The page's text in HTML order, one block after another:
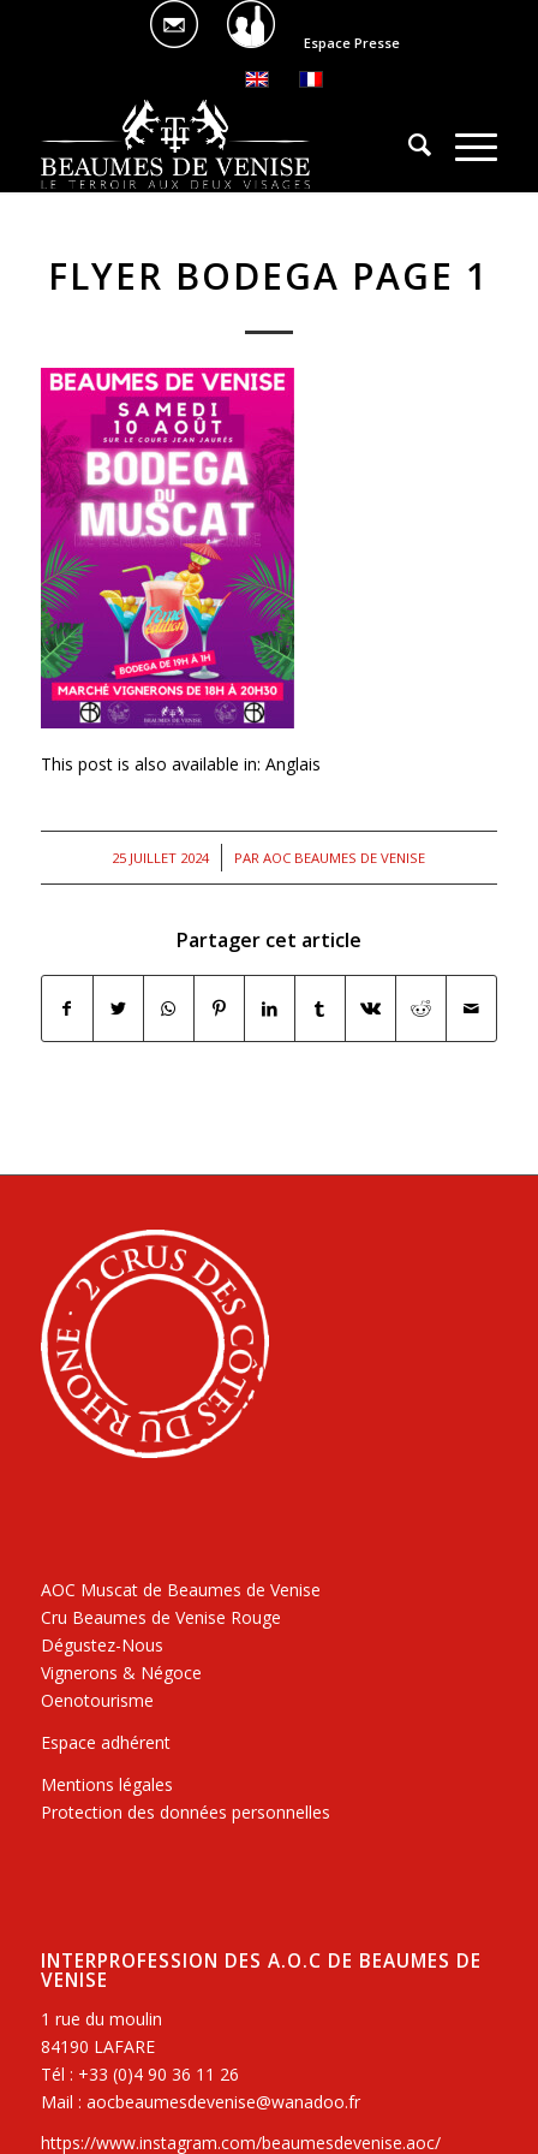
Espace Presse
FLYER BODEGA PAGE 1
This post is also available in: Anglais
25 JUILLET 2024
/ PARAOC BEAUMES DE VENISE
Partager cet article
AOC Muscat de Beaumes de Venise
Cru Beaumes de Venise Rouge
Dégustez-Nous
Vignerons & Négoce
Oenotourisme
Espace adhérent
Mentions légales
Protection des données personnelles
INTERPROFESSION DES A.O.C DE BEAUMES DE
VENISE
1 rue du moulin
84190 LAFARE
Tél : +33 (0)4 90 36 11 26
Mail : aocbeaumesdevenise@wanadoo.fr
https://www.instagram.com/beaumesdevenise.aoc/